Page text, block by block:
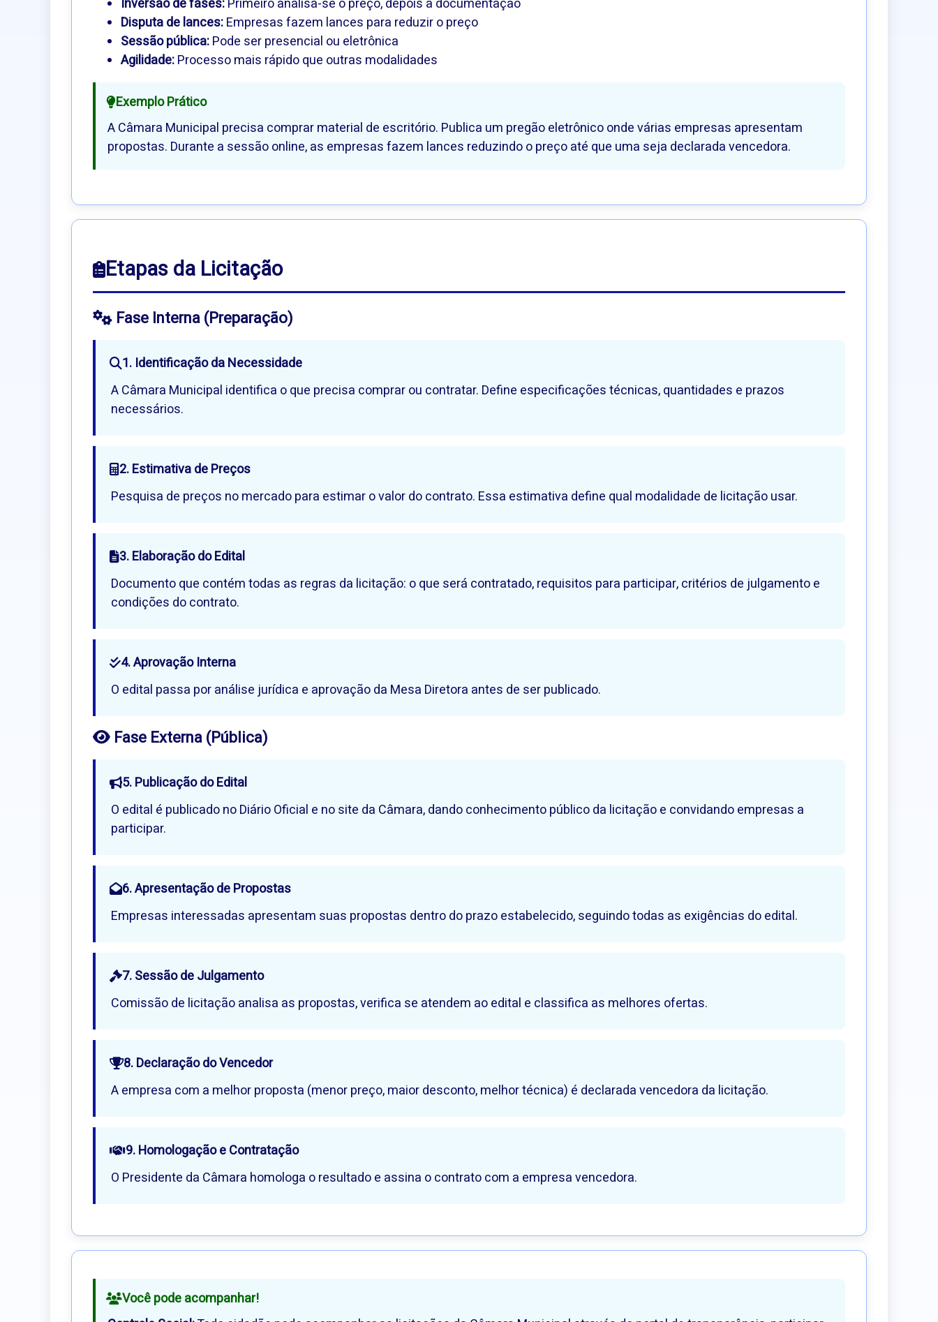
Inversão de fases:Primeiro analisa-se o preço, depois a documentação
Disputa de lances:Empresas fazem lances para reduzir o preço
Sessão pública:Pode ser presencial ou eletrônica
Agilidade:Processo mais rápido que outras modalidades
Exemplo Prático
A Câmara Municipal precisa comprar material de escritório. Publica um pregão eletrônico onde várias empresas apresentam
propostas. Durante a sessão online, as empresas fazem lances reduzindo o preço até que uma seja declarada vencedora.
Etapas da Licitação
Fase Interna (Preparação)
1. Identificação da Necessidade
A Câmara Municipal identifica o que precisa comprar ou contratar. Define especificações técnicas, quantidades e prazos
necessários.
2. Estimativa de Preços
Pesquisa de preços no mercado para estimar o valor do contrato. Essa estimativa define qual modalidade de licitação usar.
3. Elaboração do Edital
Documento que contém todas as regras da licitação: o que será contratado, requisitos para participar, critérios de julgamento e
condições do contrato.
4. Aprovação Interna
O edital passa por análise jurídica e aprovação da Mesa Diretora antes de ser publicado.
Fase Externa (Pública)
5. Publicação do Edital
O edital é publicado no Diário Oficial e no site da Câmara, dando conhecimento público da licitação e convidando empresas a
participar.
6. Apresentação de Propostas
Empresas interessadas apresentam suas propostas dentro do prazo estabelecido, seguindo todas as exigências do edital.
7. Sessão de Julgamento
Comissão de licitação analisa as propostas, verifica se atendem ao edital e classifica as melhores ofertas.
8. Declaração do Vencedor
A empresa com a melhor proposta (menor preço, maior desconto, melhor técnica) é declarada vencedora da licitação.
9. Homologação e Contratação
O Presidente da Câmara homologa o resultado e assina o contrato com a empresa vencedora.
Você pode acompanhar!